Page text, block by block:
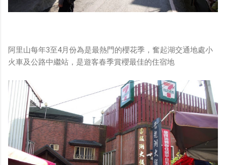
阿里山每年3至4月份為是最熱門的櫻花季，奮起湖交通地處小
火車及公路中繼站，是遊客春季賞櫻最佳的住宿地